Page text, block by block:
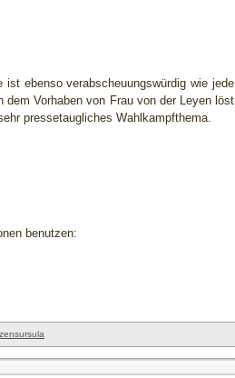
ist ebenso verabscheuungswürdig wie jede
Vorhaben von Frau von der Leyen löst
pressetaugliches Wahlkampfthema.
benutzen:
zensursula